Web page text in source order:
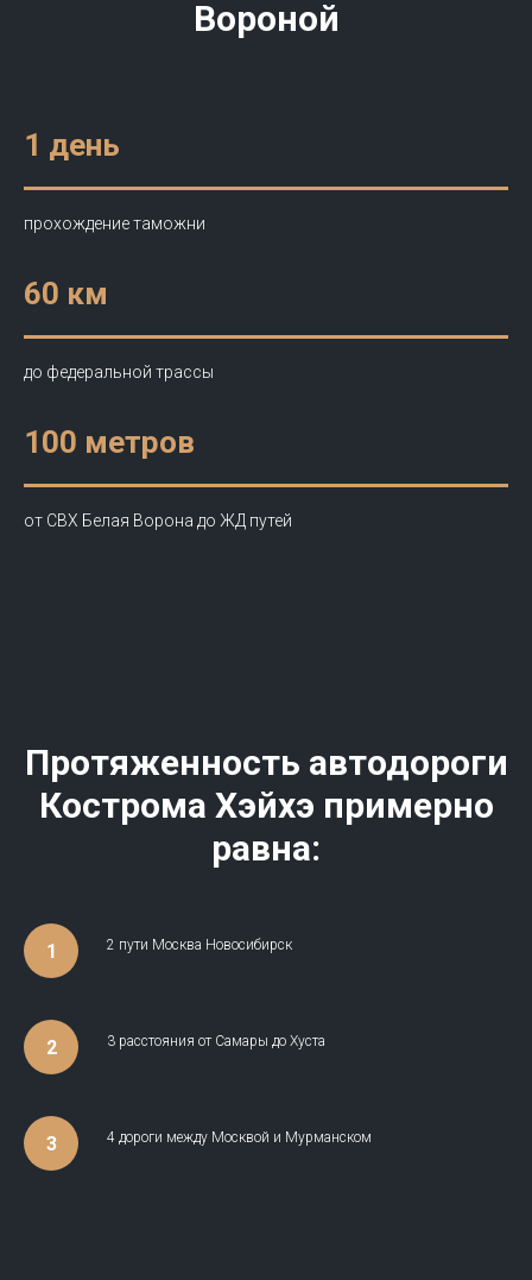
Вороной
1 день
прохождение таможни
60 км
до федеральной трассы
100 метров
от СВХ Белая Ворона до ЖД путей
Протяженность автодороги
Кострома Хэйхэ примерно
равна:
2 пути Москва Новосибирск
3 расстояния от Самары до Хуста
4 дороги между Москвой и Мурманском